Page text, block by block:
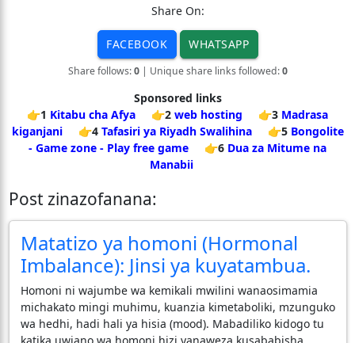
Share On:
FACEBOOK WHATSAPP
Share follows:0| Unique share links followed:0
Sponsored links
👉1 Kitabu cha Afya 👉2 web hosting 👉3 Madrasa
kiganjani
👉4 Tafasiri ya Riyadh Swalihina 👉5 Bongolite
- Game zone - Play free game
👉6 Dua za Mitume na
Manabii
Post zinazofanana:
Matatizo ya homoni (Hormonal
Imbalance): Jinsi ya kuyatambua.
Homoni ni wajumbe wa kemikali mwilini wanaosimamia
michakato mingi muhimu, kuanzia kimetaboliki, mzunguko
wa hedhi, hadi hali ya hisia (mood). Mabadiliko kidogo tu